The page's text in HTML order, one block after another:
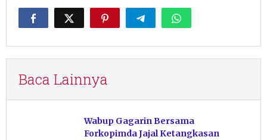
Baca Lainnya
Wabup Gagarin Bersama
Forkopimda Jajal Ketangkasan